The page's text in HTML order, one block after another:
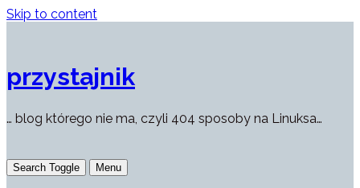
Skip to content
przystajnik
… blog którego nie ma, czyli 404 sposoby na Linuksa…
Search Toggle Menu